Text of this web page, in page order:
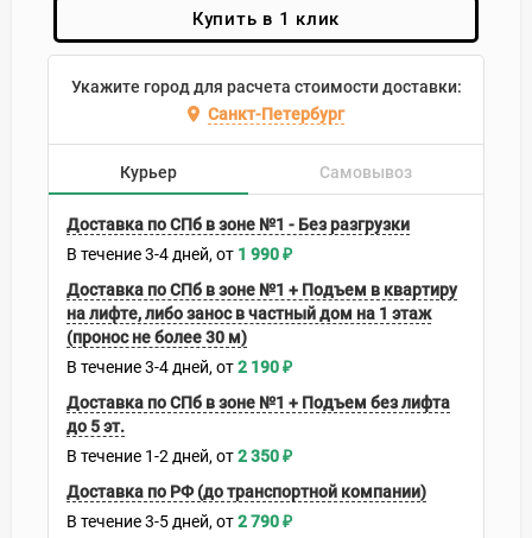
Купить в 1 клик
Укажите город для расчета стоимости доставки:
Санкт-Петербург
Курьер Самовывоз
Доставка по СПб в зоне №1 - Без разгрузки
В течение3-4 дней 1 990₽
Доставка по СПб в зоне №1 + Подъем в квартиру
на лифте, либо занос в частный дом на 1 этаж
(пронос не более 30 м)
В течение3-4 дней 2 190₽
Доставка по СПб в зоне №1 + Подъем без лифта
до 5 эт.
В течение 1-2 дней 2 350₽
Доставка по РФ (до транспортной компании)
В течение3-5 дней 2 790₽